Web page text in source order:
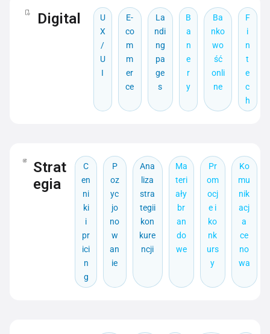
Digital
U
X
/
U
I
E-
co
m
m
er
ce
La
ndi
ng
pa
ge
s
B
a
n
e
r
y
Ba
nko
wo
ść
onli
ne
F
i
n
t
e
c
h
Strat
egia
C
en
ni
ki
i
pr
ici
n
g
P
oz
yc
jo
no
w
an
ie
Ana
liza
stra
tegii
kon
kure
ncji
Ma
teri
ały
br
an
do
we
Pr
om
ocj
e i
ko
nk
urs
y
Ko
mu
nik
acj
a
ce
no
wa